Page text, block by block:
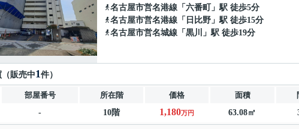
名古屋市営名港線 「 六番町
」駅 徒歩5分
名古屋市営名港線 「 日比野 」駅 徒歩15分
名古屋市営名城線 「 黒川 」駅 徒歩19分
販売中1件）
部屋番号 所在階 価格 面積
-
10階 1,180万円 63.08㎡